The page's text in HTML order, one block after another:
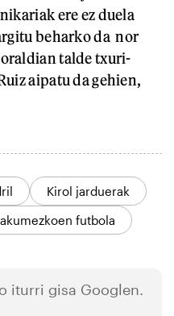
ere ez duela
beharko da nor
talde txuri-
aipatu da gehien,
Kirol jarduerak
futbola
iturri gisa Googlen.